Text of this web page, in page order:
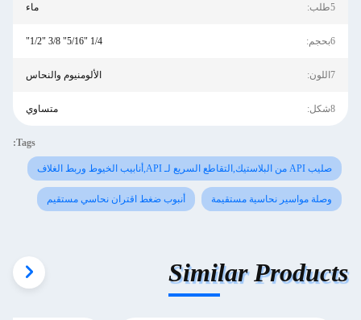
5طلب: ماء
6بحجم: 1/4 "5/16" 3/8 "1/2"
7اللون: الألومنيوم والنحاس
8شكل: متساوي
Tags:
صليب API من البلاستيك,التقاطع السريع لـ API,أنابيب الخيوط وربط الغلاف
وصلة مواسير نحاسية مستقيمة أنبوب ضغط اقتران نحاسي مستقيم
Similar Products